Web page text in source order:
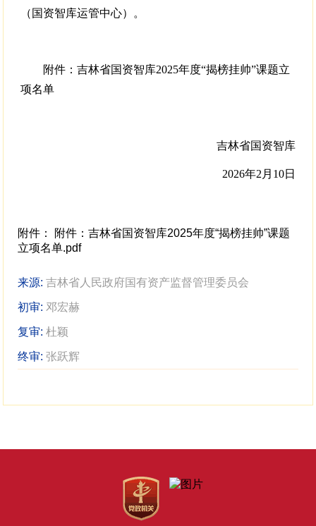
（国资智库运管中心）。
附件：吉林省国资智库2025年度“揭榜挂帅”课题立
项名单
吉林省国资智库
2026年2月10日
附件：
附件：吉林省国资智库2025年度“揭榜挂帅”课题
立项名单.pdf
来源:吉林省人民政府国有资产监督管理委员会
初审: 邓宏赫
复审:杜颖
终审:张跃辉